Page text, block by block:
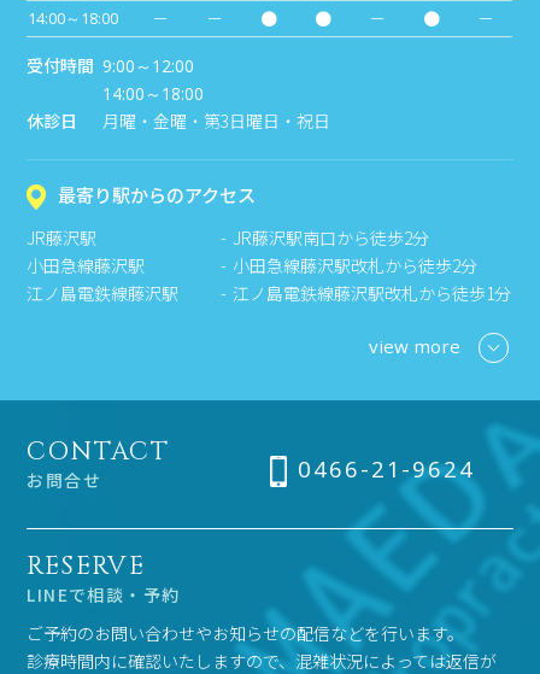
14:00～18:00 － － ● ● － ●
－
受付時間 9:00～12:00
14:00～18:00
休診日 月曜・金曜・第3日曜日・祝日
最寄り駅からのアクセス
JR藤沢駅
JR藤沢駅南口から徒歩2分
小田急線藤沢駅
小田急線藤沢駅改札から徒歩2分
江ノ島電鉄線藤沢駅
江ノ島電鉄線藤沢駅改札から徒歩1分
view more
CONTACT
お問合せ 0466-21-9624
RESERVE
LINEで相談・予約
ご予約のお問い合わせやお知らせの配信などを行います。
診療時間内に確認いたしますので、混雑状況によっては返信が